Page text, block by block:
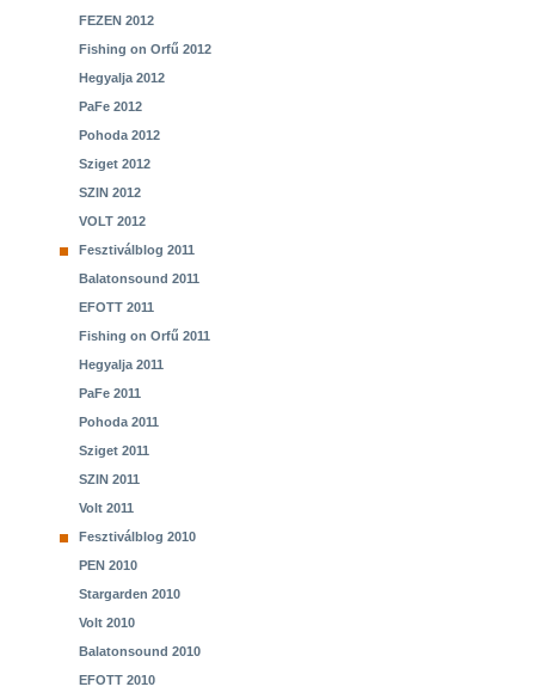
FEZEN 2012
Fishing on Orfű 2012
Hegyalja 2012
PaFe 2012
Pohoda 2012
Sziget 2012
SZIN 2012
VOLT 2012
Fesztiválblog 2011
Balatonsound 2011
EFOTT 2011
Fishing on Orfű 2011
Hegyalja 2011
PaFe 2011
Pohoda 2011
Sziget 2011
SZIN 2011
Volt 2011
Fesztiválblog 2010
PEN 2010
Stargarden 2010
Volt 2010
Balatonsound 2010
EFOTT 2010